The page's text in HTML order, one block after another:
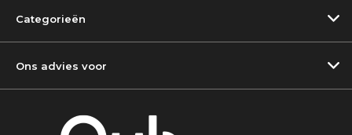
Categorieën
Ons advies voor